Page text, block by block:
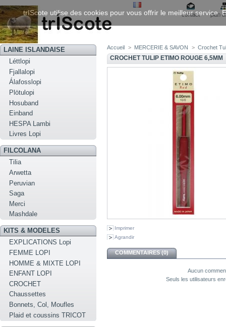
contact plan
LAINE ISLANDAISE
Léttlopi
Fjallalopi
Álafosslopi
Plötulopi
Hosuband
Einband
HESPA Lambi
Livres Lopi
FILCOLANA
Tilia
Arwetta
Peruvian
Saga
Merci
Mashdale
KITS & MODELES
EXPLICATIONS Lopi
FEMME LOPI
HOMME & MIXTE LOPI
ENFANT LOPI
CROCHET
Chaussettes
Bonnets, Col, Moufles
Plaid et coussins TRICOT
Accueil > MERCERIE & SAVON > Crochet
CROCHET TULIP ETIMO ROUGE 6,5MM
Imprimer
Agrandir
COMMENTAIRES (0)
Aucun
Seuls les utilisateurs
trIScote utilise des cookies pour vous offrir le meilleur